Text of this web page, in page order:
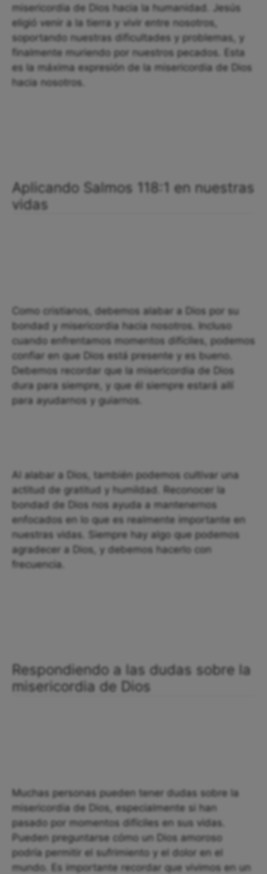
misericordia de Dios hacia la humanidad. Jesús
eligió venir a la tierra y vivir entre nosotros,
soportando nuestras dificultades y problemas, y
finalmente muriendo por nuestros pecados. Esta
es la máxima expresión de la misericordia de Dios
hacia nosotros.
Aplicando Salmos 118:1 en nuestras
vidas
Como cristianos, debemos alabar a Dios por su
bondad y misericordia hacia nosotros. Incluso
cuando enfrentamos momentos difíciles, podemos
confiar en que Dios está presente y es bueno.
Debemos recordar que la misericordia de Dios
dura para siempre, y que él siempre estará allí
para ayudarnos y guiarnos.
Al alabar a Dios, también podemos cultivar una
actitud de gratitud y humildad. Reconocer la
bondad de Dios nos ayuda a mantenernos
enfocados en lo que es realmente importante en
nuestras vidas. Siempre hay algo que podemos
agradecer a Dios, y debemos hacerlo con
frecuencia.
Respondiendo a las dudas sobre la
misericordia de Dios
Muchas personas pueden tener dudas sobre la
misericordia de Dios, especialmente si han
pasado por momentos difíciles en sus vidas.
Pueden preguntarse cómo un Dios amoroso
podría permitir el sufrimiento y el dolor en el
mundo. Es importante recordar que vivimos en un